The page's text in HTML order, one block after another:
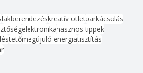
lakberendezéskreatív ötletbarkácsolás
elektronikahasznos tippek
tetőmegújuló energiatisztítás